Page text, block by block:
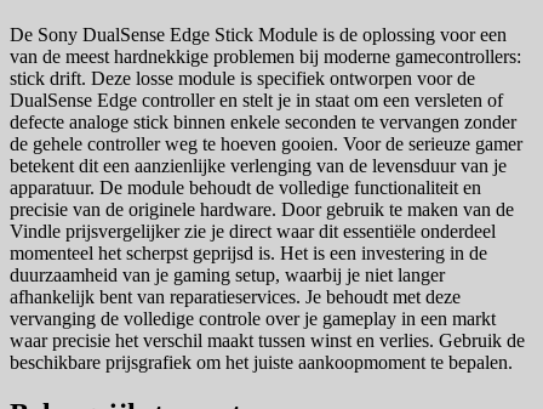
De Sony DualSense Edge Stick Module is de oplossing voor een
van de meest hardnekkige problemen bij moderne gamecontrollers:
stick drift. Deze losse module is specifiek ontworpen voor de
DualSense Edge controller en stelt je in staat om een versleten of
defecte analoge stick binnen enkele seconden te vervangen zonder
de gehele controller weg te hoeven gooien. Voor de serieuze gamer
betekent dit een aanzienlijke verlenging van de levensduur van je
apparatuur. De module behoudt de volledige functionaliteit en
precisie van de originele hardware. Door gebruik te maken van de
Vindle prijsvergelijker zie je direct waar dit essentiële onderdeel
momenteel het scherpst geprijsd is. Het is een investering in de
duurzaamheid van je gaming setup, waarbij je niet langer
afhankelijk bent van reparatieservices. Je behoudt met deze
vervanging de volledige controle over je gameplay in een markt
waar precisie het verschil maakt tussen winst en verlies. Gebruik de
beschikbare prijsgrafiek om het juiste aankoopmoment te bepalen.